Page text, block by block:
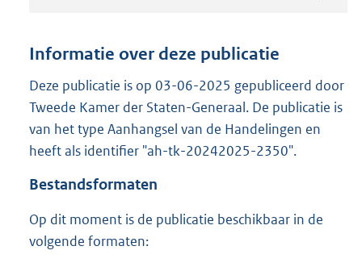
n
s
r
o
o
:
Informatie over deze publicatie
Deze publicatie is op 03-06-2025 gepubliceerd door
Tweede Kamer der Staten-Generaal. De publicatie is
van het type Aanhangsel van de Handelingen en
heeft als identifier "ah-tk-20242025-2350".
Bestandsformaten
Op dit moment is de publicatie beschikbaar in de
volgende formaten: